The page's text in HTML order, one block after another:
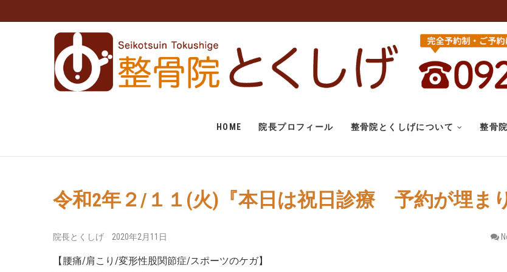
福岡市中央区 薬院 肩こり 腰痛｜整
体 スポーツ障害なら整骨院とくし
げ
福岡市中央区、薬院、天神、平尾、博多、六本松で肩こり、腰痛、変形性股関節症にお悩みなら整
骨院とくしげへ。患者さんのお話を丁寧にお聞きし、施術させていただきます。スポーツ選手のケ
ガもおまかせください。
HOME 院長プロフィール 整骨院とくしげについて 整骨
令和2年２/１１(火)『本日は祝日診療 予約が埋ま
院長とくしげ 2020年2月11日
【腰痛/肩こり/変形性股関節症/スポーツのケガ】